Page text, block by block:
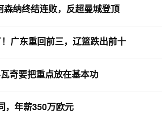
纳终结连败，反超曼城登顶
广东重回前三，辽篮跌出前十
奇要把重点放在基本功
，年薪350万欧元